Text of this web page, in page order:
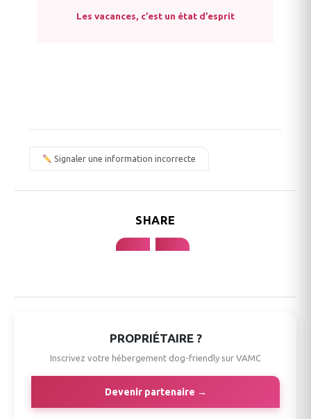
Les vacances, c’est un état d’esprit
Signaler une information incorrecte
SHARE
PROPRIÉTAIRE ?
Inscrivez votre hébergement dog-friendly sur VAMC
Devenir partenaire →